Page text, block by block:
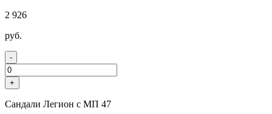
2 926
руб.
-
+
Сандали Легион с МП 47